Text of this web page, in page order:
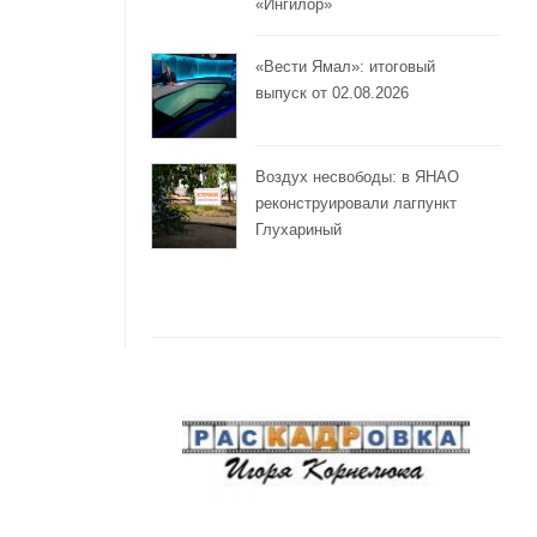
«Ингилор»
«Вести Ямал»: итоговый
выпуск от 02.08.2026
Воздух несвободы: в ЯНАО
реконструировали лагпункт
Глухариный